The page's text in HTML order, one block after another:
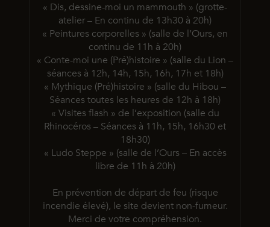
« Dis, dessine-moi un mammouth » (grotte-
atelier – En continu de 13h30 à 20h)
« Peintures corporelles » (salle de l’Ours, en
continu de 11h à 20h)
« Conte-moi une (Pré)histoire » (salle du Lion –
séances à 12h, 14h, 15h, 16h, 17h et 18h)
« Mythique (Pré)histoire » (salle du Hibou –
Séances toutes les heures de 12h à 18h)
« Visites flash » de l’exposition (salle du
Rhinocéros – Séances à 11h, 15h, 16h30 et
18h30)
« Ludo Steppe » (salle de l’Ours – En accès
libre de 11h à 20h)
En prévention de départ de feu (risque
incendie élevé), le site devient non-fumeur.
Merci de votre compréhension.